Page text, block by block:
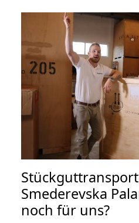
Smederevska
noch für uns?